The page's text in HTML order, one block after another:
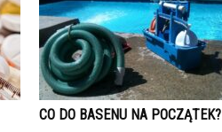
CO DO BASENU NA POCZĄTEK?